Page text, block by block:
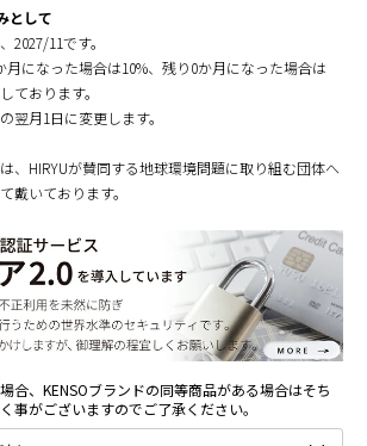
として
2027/11です。
月になった場合は10%、残り0か月になった場合は
ております。
翌月1日に変更します。
、HIRYUが賛同する地球環境問題に取り組む団体へ
戴いております。
合、KENSOブランドの同等商品がある場合はそち
事がございますのでご了承ください。